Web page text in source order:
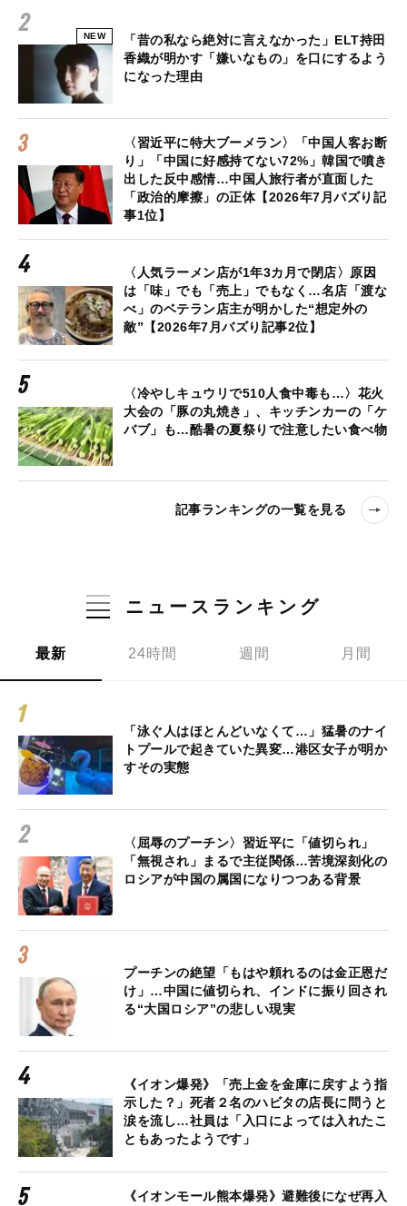
NEW
「昔の私なら絶対に言えなかった」ELT持田
香織が明かす「嫌いなもの」を口にするよう
になった理由
〈習近平に特大ブーメラン〉「中国人客お断
り」「中国に好感持てない72%」韓国で噴き
出した反中感情…中国人旅行者が直面した
「政治的摩擦」の正体【2026年7月バズり記
事1位】
〈人気ラーメン店が1年3カ月で閉店〉原因
は「味」でも「売上」でもなく…名店「渡な
べ」のベテラン店主が明かした“想定外の
敵”【2026年7月バズり記事2位】
〈冷やしキュウリで510人食中毒も…〉花火
大会の「豚の丸焼き」、キッチンカーの「ケ
バブ」も…酷暑の夏祭りで注意したい食べ物
記事ランキングの一覧を見る
ニュースランキング
最新 24時間 週間 月間
「泳ぐ人はほとんどいなくて…」猛暑のナイ
トプールで起きていた異変…港区女子が明か
すその実態
〈屈辱のプーチン〉習近平に「値切られ」
「無視され」まるで主従関係…苦境深刻化の
ロシアが中国の属国になりつつある背景
プーチンの絶望「もはや頼れるのは金正恩だ
け」…中国に値切られ、インドに振り回され
る“大国ロシア”の悲しい現実
《イオン爆発》「売上金を金庫に戻すよう指
示した？」死者２名のハビタの店長に問うと
涙を流し…社員は「入口によっては入れたこ
ともあったようです」
《イオンモール熊本爆発》避難後になぜ再入